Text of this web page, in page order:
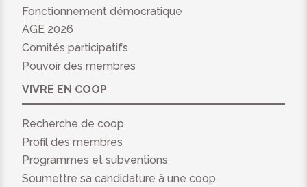
Fonctionnement démocratique
AGE 2026
Comités participatifs
Pouvoir des membres
VIVRE EN COOP
Recherche de coop
Profil des membres
Programmes et subventions
Soumettre sa candidature à une coop